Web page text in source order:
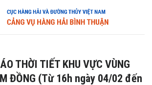
THỜI TIẾT KHU VỰC VÙNG
ĐỒNG (Từ 16h ngày 04/02 đến